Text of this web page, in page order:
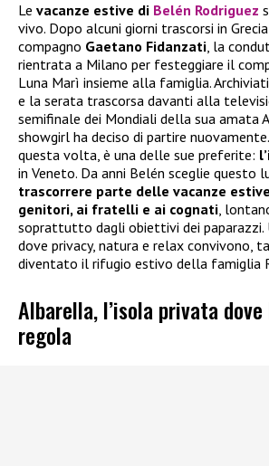
Le vacanze estive di Belén Rodriguez
vivo. Dopo alcuni giorni trascorsi in
compagno Gaetano Fidanzati, la
rientrata a Milano per festeggiare il
Luna Marì insieme alla famiglia.
e la serata trascorsa davanti alla
semifinale dei Mondiali della sua amata
showgirl ha deciso di partire
questa volta, è una delle sue preferite:
in Veneto. Da anni Belén sceglie questo
trascorrere parte delle vacanze
genitori, ai fratelli e ai cognati,
soprattutto dagli obiettivi dei paparazzi.
dove privacy, natura e relax convivono,
diventato il rifugio estivo della famiglia
Albarella, l’isola privata
regola